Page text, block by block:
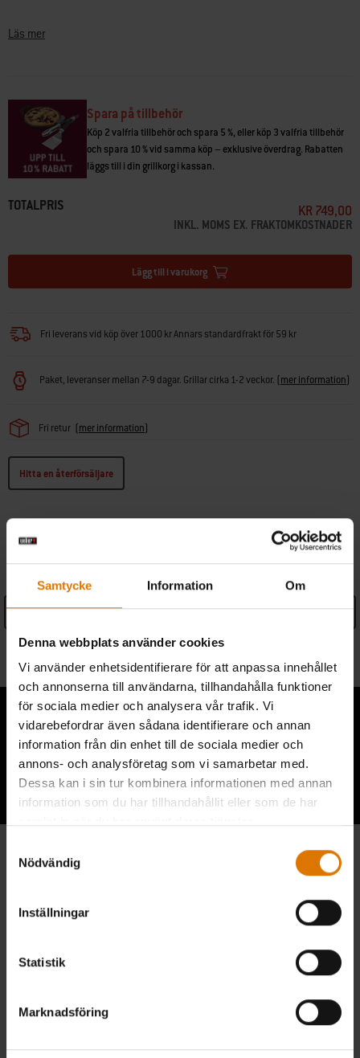
Samtycke Information Om
Denna webbplats använder cookies
Vi använder enhetsidentifierare för att anpassa innehållet
och annonserna till användarna, tillhandahålla funktioner
för sociala medier och analysera vår trafik. Vi
vidarebefordrar även sådana identifierare och annan
information från din enhet till de sociala medier och
annons- och analysföretag som vi samarbetar med.
Dessa kan i sin tur kombinera informationen med annan
information som du har tillhandahållit eller som de har
Nödvändig
Inställningar
Statistik
Marknadsföring
användning med mat
presenter
• 45,72 cm x 47,85 m
Läs mer
Spara på tillbehör
Köp 2 valfria tillbehör och spara 5 %, eller köp 3 valfria tillbehör
och spara 10 % vid samma köp – exklusive överdrag. Rabatten
läggs till i din grillkorg i kassan.
TOTALPRIS KR 749,00
INKL. MOMS EX. FRAKTOMKOSTNADER
Lägg till i varukorg
Fri leverans vid köp över 1000 kr Annars standardfrakt för 59 kr
Paket, leveranser mellan 7-9 dagar. Grillar cirka 1-2 veckor. (mer information)
Fri retur (mer information)
Hitta en återförsäljare
SPECIFIKATIONER
See Details
Information om tillverkare
Lyssna på andra grillare